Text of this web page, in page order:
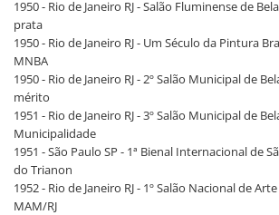
1950 - Rio de Janeiro RJ - Salão Fluminense de
prata
1950 - Rio de Janeiro RJ - Um Século da Pintura
MNBA
1950 - Rio de Janeiro RJ - 2º Salão Municipal de
mérito
1951 - Rio de Janeiro RJ - 3º Salão Municipal de
Municipalidade
1951 - São Paulo SP - 1ª Bienal Internacional de
do Trianon
1952 - Rio de Janeiro RJ - 1º Salão Nacional de
MAM/RJ